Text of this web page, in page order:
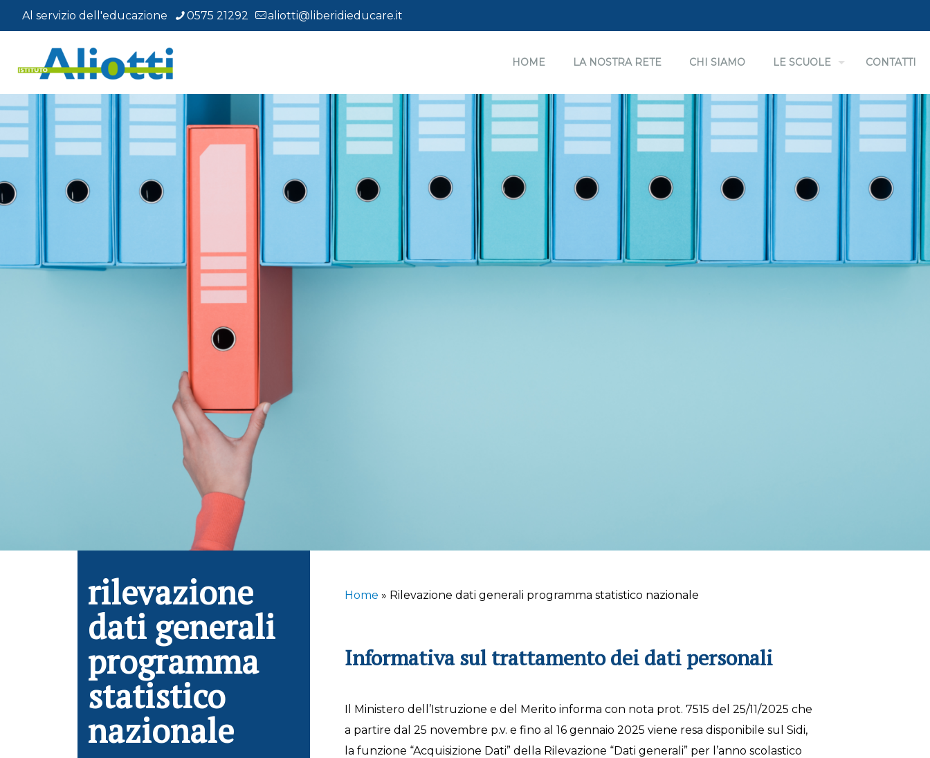
Al servizio dell'educazione 0575 21292 aliotti@liberidieducare.it
HOME LA NOSTRA RETE CHI SIAMO LE SCUOLE CONTATTI
rilevazione
dati generali
programma
statistico
nazionale
Home » Rilevazione dati generali programma statistico nazionale
Informativa sul trattamento dei dati personali
Il Ministero dell’Istruzione e del Merito informa con nota prot. 7515 del 25/11/2025 che
a partire dal 25 novembre p.v. e fino al 16 gennaio 2025 viene resa disponibile sul Sidi,
la funzione “Acquisizione Dati” della Rilevazione “Dati generali” per l’anno scolastico